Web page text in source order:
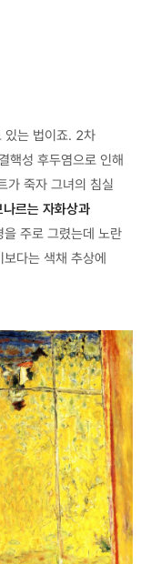
있는 법이죠. 2차
성 후두염으로 인해
가 죽자 그녀의 침실
르는 자화상과
주로 그렸는데 노란
다는 색채 추상에